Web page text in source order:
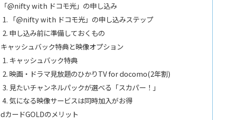
「@nifty with ドコモ光」の申し込み
「@nifty with ドコモ光」の申し込みステップ
申し込み前に準備しておくもの
キャッシュバック特典と映像オプション
キャッシュバック特典
映画・ドラマ見放題のひかりTV for docomo(2年割)
見たいチャンネルパックが選べる「スカパー！」
気になる映像サービスは同時加入がお得
dカードGOLDのメリット